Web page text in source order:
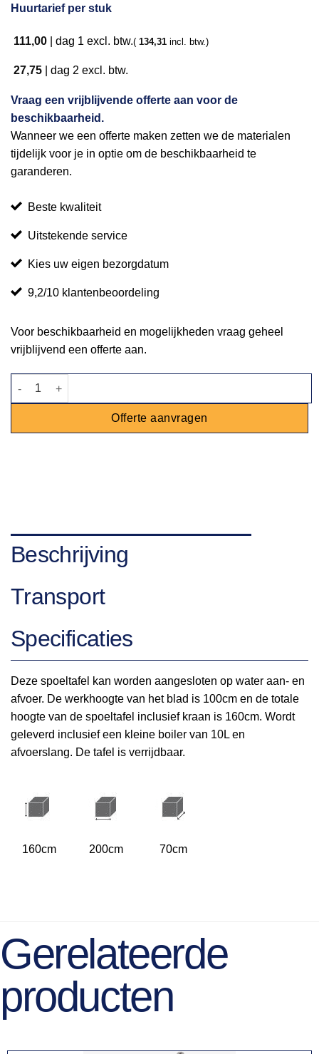
Huurtarief per stuk
111,00 dag 1 excl. btw.( 134,31 incl. btw.)
27,75 dag 2 excl. btw.
Vraag een vrijblijvende offerte aan voor de
beschikbaarheid.
Wanneer we een offerte maken zetten we de materialen
tijdelijk voor je in optie om de beschikbaarheid te
garanderen.
Beste kwaliteit
Uitstekende service
Kies uw eigen bezorgdatum
9,2/10 klantenbeoordeling
Voor beschikbaarheid en mogelijkheden vraag geheel
vrijblijvend een offerte aan.
Spoeltafel dubbel incl. mengkraan / boiler aantal
Offerte aanvragen
Beschrijving
Transport
Specificaties
Deze spoeltafel kan worden aangesloten op water aan- en
afvoer. De werkhoogte van het blad is 100cm en de totale
hoogte van de spoeltafel inclusief kraan is 160cm. Wordt
geleverd inclusief een kleine boiler van 10L en
afvoerslang. De tafel is verrijdbaar.
160cm 200cm 70cm
Gerelateerde
producten